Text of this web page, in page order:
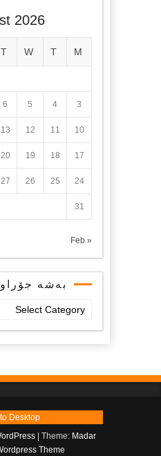
2026
M
T
W
T
3
4
5
6
10
11
12
13
17
18
19
20
24
25
26
27
31
« Feb
بەشە
جۆرەکان
Desktop
Theme: Madar
Theme